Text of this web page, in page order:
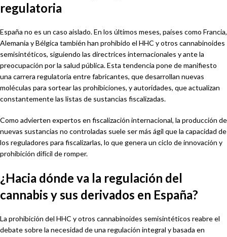
regulatoria
España no es un caso aislado. En los últimos meses, países como Francia,
Alemania y Bélgica también han prohibido el HHC y otros cannabinoides
semisintéticos, siguiendo las directrices internacionales y ante la
preocupación por la salud pública. Esta tendencia pone de manifiesto
una carrera regulatoria entre fabricantes, que desarrollan nuevas
moléculas para sortear las prohibiciones, y autoridades, que actualizan
constantemente las listas de sustancias fiscalizadas.
Como advierten expertos en fiscalización internacional, la producción de
nuevas sustancias no controladas suele ser más ágil que la capacidad de
los reguladores para fiscalizarlas, lo que genera un ciclo de innovación y
prohibición difícil de romper.
¿Hacia dónde va la regulación del
cannabis y sus derivados en España?
La prohibición del HHC y otros cannabinoides semisintéticos reabre el
debate sobre la necesidad de una regulación integral y basada en